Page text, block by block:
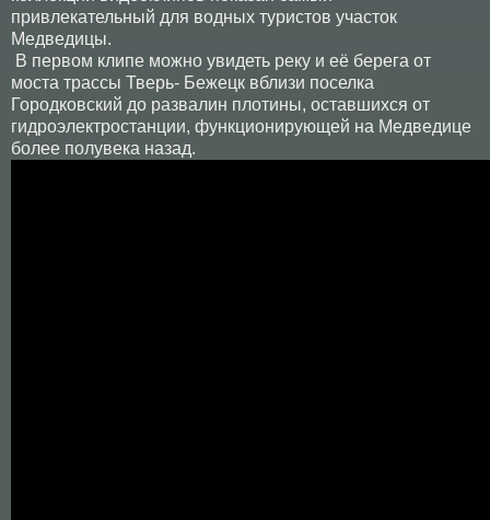
привлекательный для водных туристов участок
Медведицы.
В первом клипе можно увидеть реку и её берега от
моста трассы Тверь- Бежецк вблизи поселка
Городковский до развалин плотины, оставшихся от
гидроэлектростанции, функционирующей на Медведице
более полувека назад.